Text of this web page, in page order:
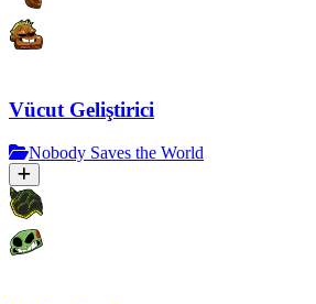
Vücut Geliştirici
Nobody Saves the World